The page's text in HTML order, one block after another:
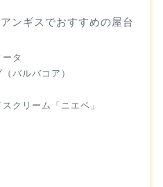
ンギスでおすすめの屋台
タ
バルバコア）
クリーム「ニエベ」